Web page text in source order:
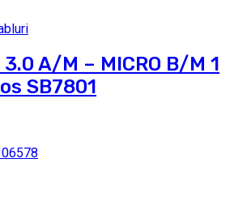
A/M – MICRO B/M 1
SB7801